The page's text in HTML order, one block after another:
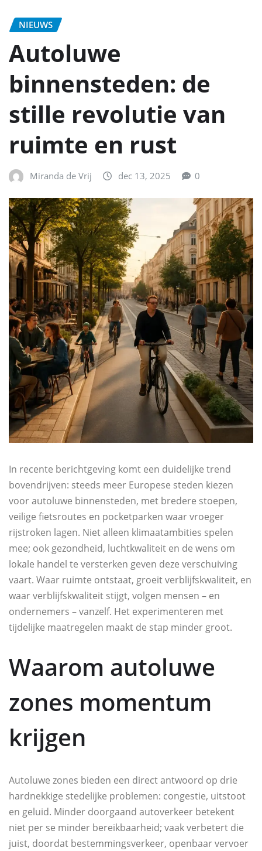
NIEUWS
Autoluwe
binnensteden: de
stille revolutie van
ruimte en rust
Miranda de Vrij dec 13, 2025 0
In recente berichtgeving komt een duidelijke trend
bovendrijven: steeds meer Europese steden kiezen
voor autoluwe binnensteden, met bredere stoepen,
veilige fietsroutes en pocketparken waar vroeger
rijstroken lagen. Niet alleen klimaatambities spelen
mee; ook gezondheid, luchtkwaliteit en de wens om
lokale handel te versterken geven deze verschuiving
vaart. Waar ruimte ontstaat, groeit verblijfskwaliteit, en
waar verblijfskwaliteit stijgt, volgen mensen – en
ondernemers – vanzelf. Het experimenteren met
tijdelijke maatregelen maakt de stap minder groot.
Waarom autoluwe
zones momentum
krijgen
Autoluwe zones bieden een direct antwoord op drie
hardnekkige stedelijke problemen: congestie, uitstoot
en geluid. Minder doorgaand autoverkeer betekent
niet per se minder bereikbaarheid; vaak verbetert die
juist, doordat bestemmingsverkeer, openbaar vervoer